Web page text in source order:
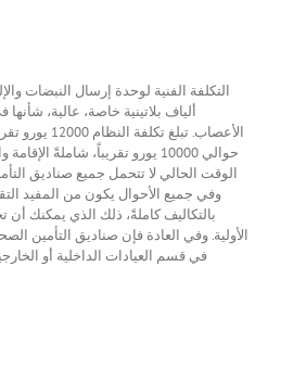
التكلفة الفنية لوحدة إرسال النبضات
ألياف بلاتينية خاصة، عالية،
الأعصاب. تبلغ
حوالي 10000 يورو تقريباً، شاملةً
الوقت الحالي لا تتحمل جميع صناديق
بالتكاليف كاملةً، ذلك الذي يمكنك
الأولية. وفي العادة فإن صناديق التأمين
في قسم العيادات الداخلية أو